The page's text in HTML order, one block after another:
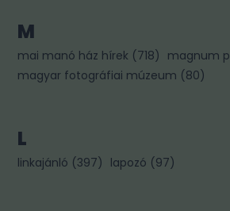
M
mai manó ház hírek (718) magnum
magyar fotográfiai múzeum (80)
L
linkajánló (397) lapozó (97)